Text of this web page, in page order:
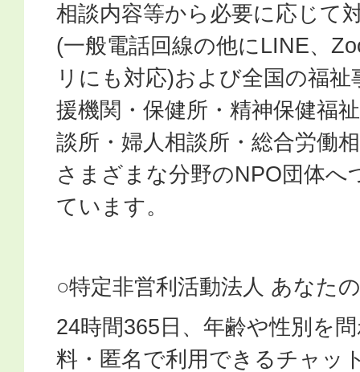
相談内容等から必要に応じて
(一般電話回線の他にLINE、
リにも対応)および全国の福祉
援機関・保健所・精神保健福
談所・婦人相談所・総合労働
さまざまな分野のNPO団体へ
ています。
○特定非営利活動法人 あなた
24時間365日、年齢や性別を
料・匿名で利用できるチャッ